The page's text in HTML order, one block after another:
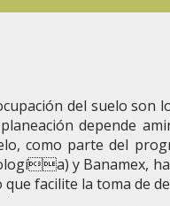
del suelo son
depende
como parte del
y Banamex,
facilite la toma de